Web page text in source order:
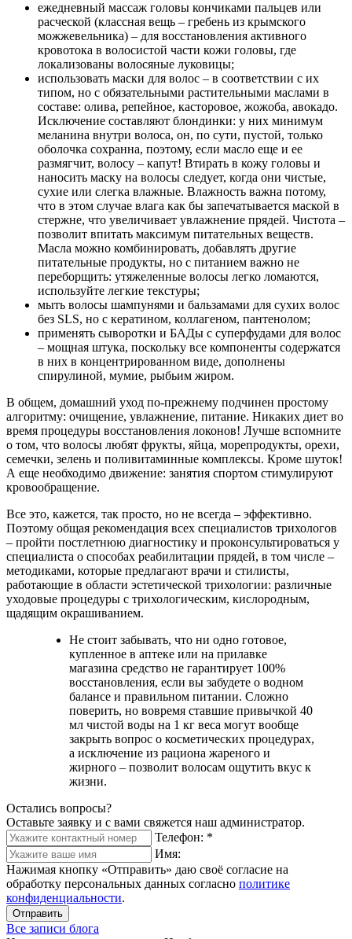
ежедневный массаж головы кончиками пальцев или
расческой (классная вещь – гребень из крымского
можжевельника) – для восстановления активного
кровотока в волосистой части кожи головы, где
локализованы волосяные луковицы;
использовать маски для волос – в соответствии с их
типом, но с обязательными растительными маслами в
составе: олива, репейное, касторовое, жожоба, авокадо.
Исключение составляют блондинки: у них минимум
меланина внутри волоса, он, по сути, пустой, только
оболочка сохранна, поэтому, если масло еще и ее
размягчит, волосу – капут! Втирать в кожу головы и
наносить маску на волосы следует, когда они чистые,
сухие или слегка влажные. Влажность важна потому,
что в этом случае влага как бы запечатывается маской в
стержне, что увеличивает увлажнение прядей. Чистота –
позволит впитать максимум питательных веществ.
Масла можно комбинировать, добавлять другие
питательные продукты, но с питанием важно не
переборщить: утяжеленные волосы легко ломаются,
используйте легкие текстуры;
мыть волосы шампунями и бальзамами для сухих волос
без SLS, но с кератином, коллагеном, пантенолом;
применять сыворотки и БАДы с суперфудами для волос
– мощная штука, поскольку все компоненты содержатся
в них в концентрированном виде, дополнены
спирулиной, мумие, рыбьим жиром.
В общем, домашний уход по-прежнему подчинен простому
алгоритму: очищение, увлажнение, питание. Никаких диет во
время процедуры восстановления локонов! Лучше вспомните
о том, что волосы любят фрукты, яйца, морепродукты, орехи,
семечки, зелень и поливитаминные комплексы. Кроме шуток!
А еще необходимо движение: занятия спортом стимулируют
кровообращение.
Все это, кажется, так просто, но не всегда – эффективно.
Поэтому общая рекомендация всех специалистов трихологов
– пройти постлетнюю диагностику и проконсультироваться у
специалиста о способах реабилитации прядей, в том числе –
методиками, которые предлагают врачи и стилисты,
работающие в области эстетической трихологии: различные
уходовые процедуры с трихологическим, кислородным,
щадящим окрашиванием.
Не стоит забывать, что ни одно готовое,
купленное в аптеке или на прилавке
магазина средство не гарантирует 100%
восстановления, если вы забудете о водном
балансе и правильном питании. Сложно
поверить, но вовремя ставшие привычкой 40
мл чистой воды на 1 кг веса могут вообще
закрыть вопрос о косметических процедурах,
а исключение из рациона жареного и
жирного – позволит волосам ощутить вкус к
жизни.
Остались вопросы?
Оставьте заявку и с вами свяжется наш администратор.
Телефон: *
Имя:
Нажимая кнопку «Отправить» даю своё согласие на
обработку персональных данных согласно политике
конфиденциальности.
Отправить
Все записи блога